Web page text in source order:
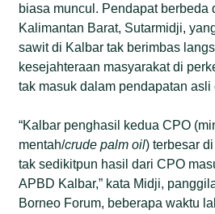
biasa muncul. Pendapat berbeda
Kalimantan Barat, Sutarmidji,
sawit di Kalbar tak berimbas
kesejahteraan masyarakat di
tak masuk dalam pendapatan asli
“Kalbar penghasil kedua CPO
mentah/crude palm oil) terbesar
tak sedikitpun hasil dari CPO
APBD Kalbar,” kata Midji,
Borneo Forum, beberapa waktu